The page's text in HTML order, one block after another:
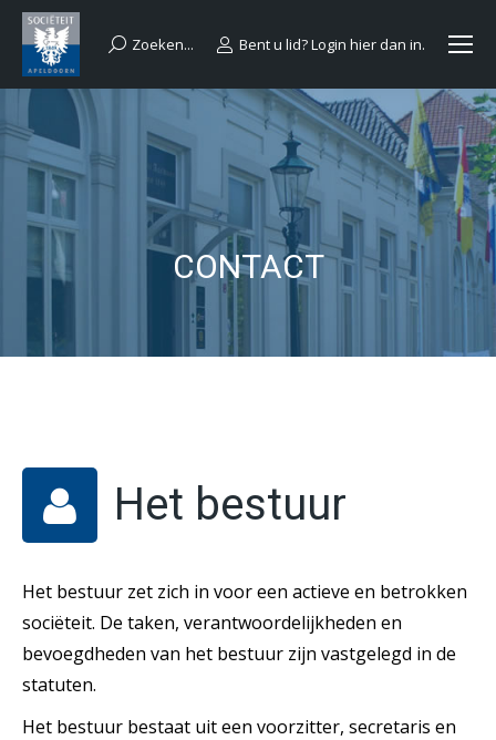
Search:
Zoeken... Bent u lid? Login hier dan in.
CONTACT
Het bestuur
Het bestuur zet zich in voor een actieve en betrokken
sociëteit. De taken, verantwoordelijkheden en
bevoegdheden van het bestuur zijn vastgelegd in de
statuten.
Het bestuur bestaat uit een voorzitter, secretaris en